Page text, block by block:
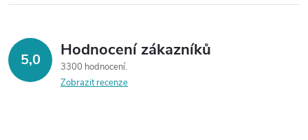
5,0 Hodnocení zákazníků
3300 hodnocení
Zobrazit recenze